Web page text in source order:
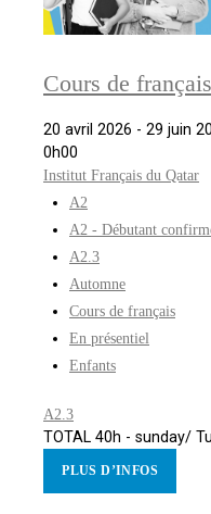
Cours de
20 avril 2026 - 29 juin
0h00
Institut Français du Qatar
A2
A2 - Débutant
A2.3
Automne
Cours de français
En présentiel
Enfants
A2.3
TOTAL 40h - sunday/
PLUS D’INFOS